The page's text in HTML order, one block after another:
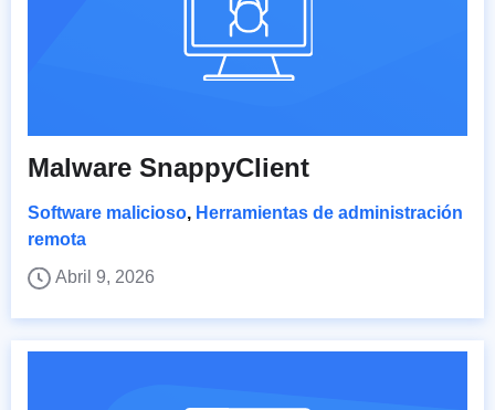
Malware SnappyClient
Software malicioso, Herramientas de administración
remota
Abril 9, 2026